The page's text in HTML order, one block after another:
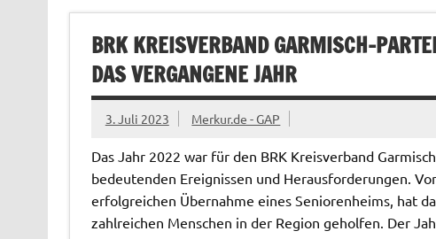
BRK KREISVERBAND GARMISCH-
DAS VERGANGENE JAHR
3. Juli 2023 Merkur.de - GAP
Das Jahr 2022 war für den BRK Kreisverband
bedeutenden Ereignissen und Herausforderungen.
erfolgreichen Übernahme eines Seniorenheims, hat
zahlreichen Menschen in der Region geholfen. Der